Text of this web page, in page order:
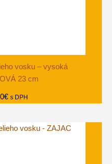
vosku – vysoká
23 cm
€ s DPH